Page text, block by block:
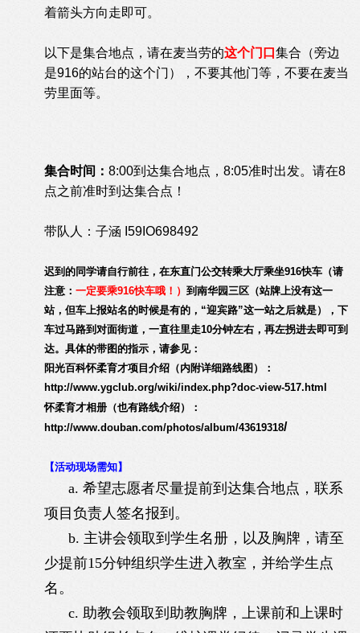
着箭头方向走即可。
以下是集合地点，请在麦当劳的这个门口 集合（旁边
是916的站台的这个门），不要其他门等，不要在麦当
劳里面等。
集合时间： 8:00到达集合地点，8:05准时出发。请在8
点之前准时到达集合点！
带队人：子涵 I59IO698492
迟到的同学请自行前往，在东直门公交转乘大厅乘坐916快车（请
注意： 一定要乘916快车哦！） 到南华园三区（站牌上没有这一
站，但车上报站名的时候是有的，“迎宾路”这一站之后就是），下
车过马路到对面街道，一直往里走10分钟左右，再左拐进去即可到
达。具体的带图的指示，请参见：
阳光百科怀柔育才项目介绍（内附详细路线图）：
http://www.ygclub.org/wiki/index.php?doc-view-517.html
怀柔育才相册（也有路线介绍）：
http://www.douban.com/photos/album/43619318/
【活动现场需知】
a. 希望志愿者尽量提前到达集合地点，联系
项目负责人签名报到。
b. 主讲会领取到学生名册，以及胸牌，请至
少提前15分钟组织学生进入教室，并给学生点
名。
c. 助教会领取到助教胸牌，上课前和上课时